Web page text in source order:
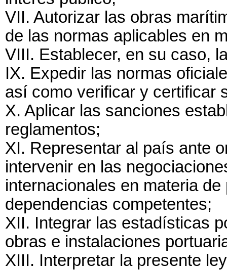
VII. Autorizar las obras
de las normas aplicables en
VIII. Establecer, en su caso,
IX. Expedir las normas
así como verificar y certificar
X. Aplicar las sanciones
reglamentos;
XI. Representar al país ante
intervenir en las
internacionales en materia
dependencias competentes;
XII. Integrar las estadísticas
obras e instalaciones
XIII. Interpretar la presente